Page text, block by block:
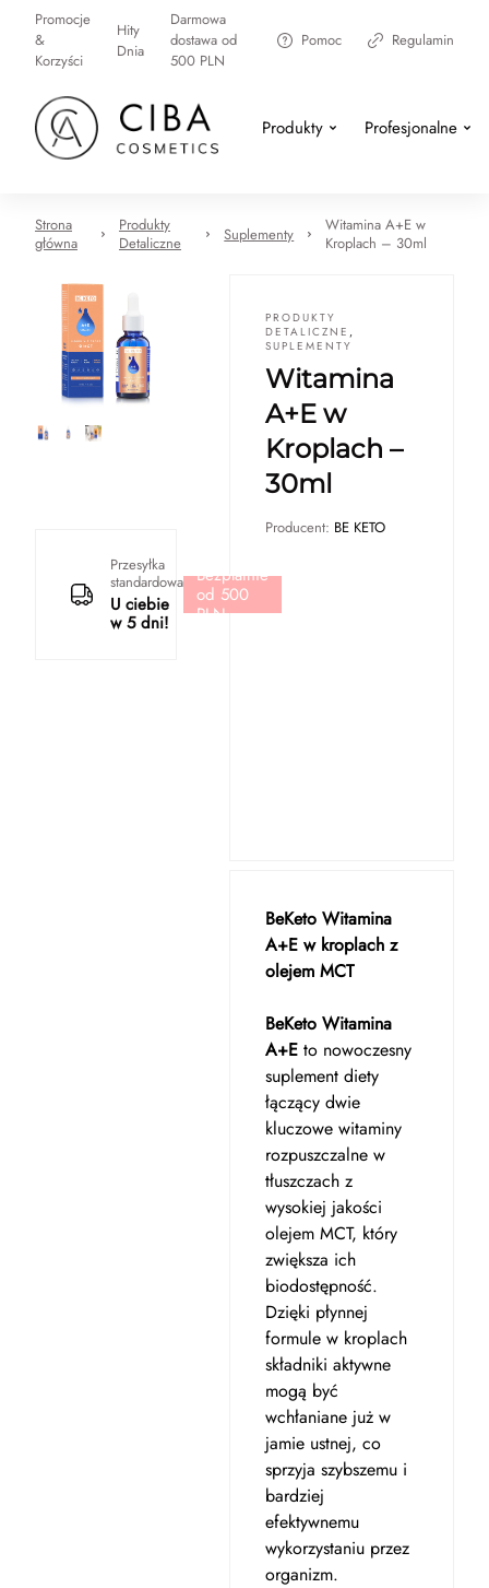
Promocje
&
Korzyści
Hity
Dnia
Darmowa
dostawa od
500 PLN
Pomoc Regulamin
Produkty Profesjonalne
Strona
główna
Produkty
Detaliczne
Suplementy
Witamina A+E w
Kroplach – 30ml
Przesyłka
standardowa
U ciebie
w 5 dni!
Bezpłatnie
od 500
PLN
PRODUKTY
DETALICZNE ,
SUPLEMENTY
Witamina
A+E w
Kroplach –
30ml
Producent: BE KETO
BeKeto Witamina
A+E w kroplach z
olejem MCT
BeKeto Witamina
A+Eto nowoczesny
suplement diety
łączący dwie
kluczowe witaminy
rozpuszczalne w
tłuszczach z
wysokiej jakości
olejem MCT, który
zwiększa ich
biodostępność.
Dzięki płynnej
formule w kroplach
składniki aktywne
mogą być
wchłaniane już w
jamie ustnej, co
sprzyja szybszemu i
bardziej
efektywnemu
wykorzystaniu przez
organizm.